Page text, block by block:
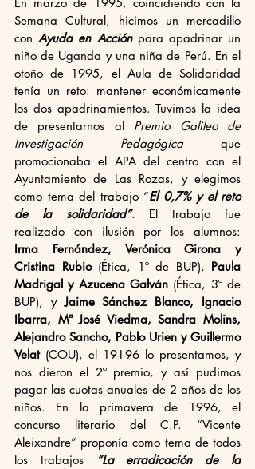
Semana Cultural, hicimos un mercadillo
con Ayuda en Acción para apadrinar un
niño de Uganda y una niña de Perú. En el
otoño de 1995, el Aula de Solidaridad
tenía un reto: mantener económicamente
los dos apadrinamientos. Tuvimos la idea
de presentarnos al Premio Galileo de
Investigación Pedagógica que
promocionaba el APA del centro con el
Ayuntamiento de Las Rozas, y elegimos
como tema del trabajo “El 0,7% y el reto
de la solidaridad”. El trabajo fue
realizado con ilusión por los alumnos:
Irma Fernández, Verónica Girona y
Cristina Rubio (Ética, 1º de BUP), Paula
Madrigal y Azucena Galván (Ética, 3º de
BUP), y Jaime Sánchez Blanco, Ignacio
Ibarra, Mª José Viedma, Sandra Molins,
Alejandro Sancho, Pablo Urien y Guillermo
Velat (COU), el 19-I-96 lo presentamos, y
nos dieron el 2º premio, y así pudimos
pagar las cuotas anuales de 2 años de los
niños. En la primavera de 1996, el
concurso literario del C.P. “Vicente
Aleixandre” proponía como tema de todos
los trabajos
“La erradicación de la